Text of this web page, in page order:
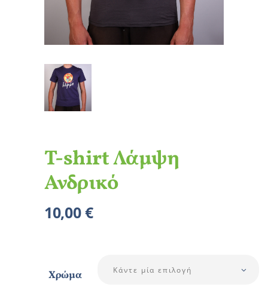
T-shirt Λάμψη
Ανδρικό
10,00€
Χρώμα Κάντε μία επιλογή